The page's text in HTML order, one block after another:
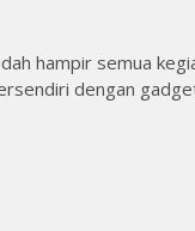
hampir semua
dengan